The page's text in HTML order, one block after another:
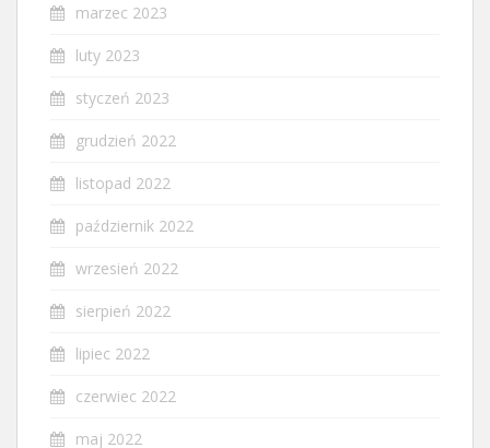
marzec 2023
luty 2023
styczeń 2023
grudzień 2022
listopad 2022
październik 2022
wrzesień 2022
sierpień 2022
lipiec 2022
czerwiec 2022
maj 2022